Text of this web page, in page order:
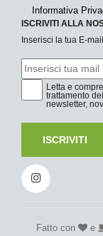
Informativa
ISCRIVITI ALLA
Inserisci la tua E-
Letta e
trattamento
newsletter,
ISCRIVITI
Fatto con e